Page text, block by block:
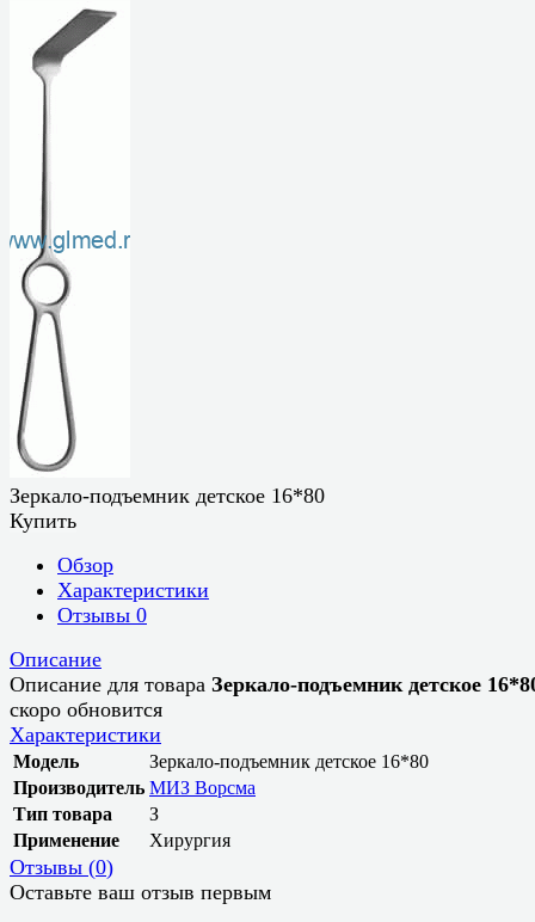
Зеркало-подъемник детское 16*80
Купить
Обзор
Характеристики
Отзывы 0
Описание
Описание для товара Зеркало-подъемник детское
скоро обновится
Характеристики
Модель
Зеркало-подъемник детское 16*80
Производитель МИЗ Ворсма
Тип товара
З
Применение
Хирургия
Отзывы (0)
Оставьте ваш отзыв первым